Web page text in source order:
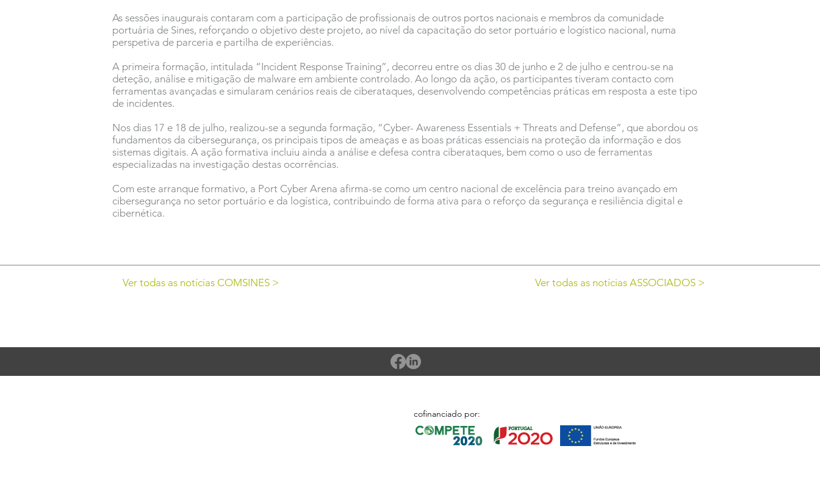
As sessões inaugurais contaram com a participação de profissionais de outros portos nacionais e membros da comunidade
portuária de Sines, reforçando o objetivo deste projeto, ao nível da capacitação do setor portuário e logístico nacional, numa
perspetiva de parceria e partilha de experiências.
A primeira formação, intitulada “Incident Response Training”, decorreu entre os dias 30 de junho e 2 de julho e centrou-se na
deteção, análise e mitigação de malware em ambiente controlado. Ao longo da ação, os participantes tiveram contacto com
ferramentas avançadas e simularam cenários reais de ciberataques, desenvolvendo competências práticas em resposta a este tipo
de incidentes.
Nos dias 17 e 18 de julho, realizou-se a segunda formação, “Cyber- Awareness Essentials + Threats and Defense”, que abordou os
fundamentos da cibersegurança, os principais tipos de ameaças e as boas práticas essenciais na proteção da informação e dos
sistemas digitais. A ação formativa incluiu ainda a análise e defesa contra ciberataques, bem como o uso de ferramentas
especializadas na investigação destas ocorrências.
Com este arranque formativo, a Port Cyber Arena afirma-se como um centro nacional de excelência para treino avançado em
cibersegurança no setor portuário e da logística, contribuindo de forma ativa para o reforço da segurança e resiliência digital e
cibernética.
Ver todas as notícias COMSINES > Ver todas as notícias ASSOCIADOS >
cofinanciado por: